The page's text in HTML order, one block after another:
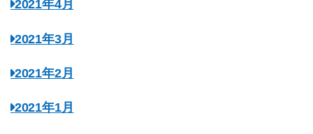
2021年4月
2021年3月
2021年2月
2021年1月